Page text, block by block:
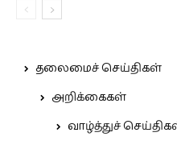
தலைமைச் செய்திகள்
அறிக்கைகள்
வாழ்த்துச்